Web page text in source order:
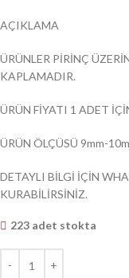
AÇIKLAMA
ÜRÜNLER PİRİNÇ
KAPLAMADIR.
ÜRÜN FİYATI 1 ADET
ÜRÜN ÖLÇÜSÜ 9mm-
DETAYLI BİLGİ İÇİN
KURABİLİRSİNİZ.
223 adet stokta